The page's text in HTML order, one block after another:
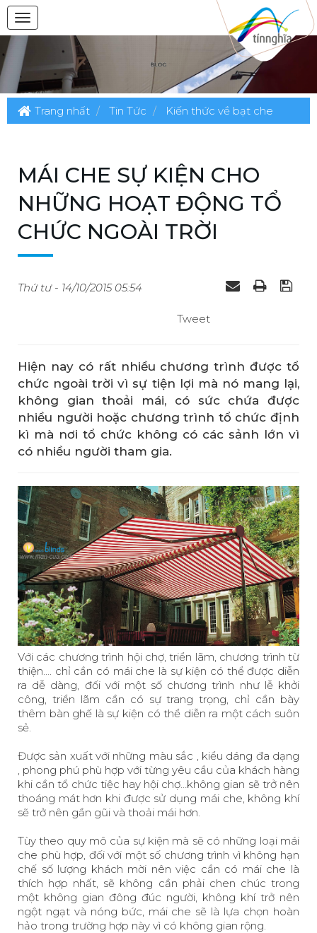
Trang nhất Tin Tức Kiến thức về bạt che
MÁI CHE SỰ KIỆN CHO
NHỮNG HOẠT ĐỘNG TỔ
CHỨC NGOÀI TRỜI
Thứ tư - 14/10/2015 05:54
Tweet
Hiện nay có rất nhiều chương trình được tổ
chức ngoài trời vì sự tiện lợi mà nó mang lại,
không gian thoải mái, có sức chứa được
nhiều người hoặc chương trình tổ chức định
kì mà nơi tổ chức không có các sảnh lớn vì
có nhiều người tham gia.
Với các chương trình hội chợ, triển lãm, chương trình từ
thiện…. chỉ cần có mái che là sự kiện có thể được diễn
ra dễ dàng, đối với một số chương trình như lễ khởi
công, triển lãm cần có sự trang trọng, chỉ cần bày
thêm bàn ghế là sự kiện có thể diễn ra một cách suôn
sẻ.
Được sản xuất với những màu sắc , kiểu dáng đa dạng
, phong phú phù hợp với từng yêu cầu của khách hàng
khi cần tổ chức tiệc hay hội chợ…không gian sẽ trở nên
thoáng mát hơn khi được sử dụng mái che, không khí
sẽ trở nên gần gũi và thoải mái hơn.
Tùy theo quy mô của sự kiện mà sẽ có những loại mái
che phù hợp, đối với một số chương trình vì không hạn
chế số lượng khách mời nên việc cần có mái che là
thích hợp nhất, sẽ không cần phải chen chúc trong
một không gian đông đúc người, không khí trở nên
ngột ngạt và nóng bức, mái che sẽ là lựa chọn hoàn
hảo trong trường hợp này vì có không gian rộng.